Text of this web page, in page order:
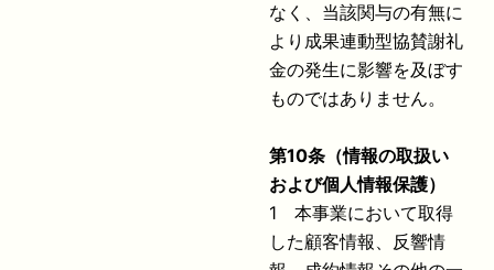
なく、当該関与の有無に
より成果連動型協賛謝礼
金の発生に影響を及ぼす
ものではありません。
第10条（情報の取扱い
および個人情報保護）
1 本事業において取得
した顧客情報、反響情